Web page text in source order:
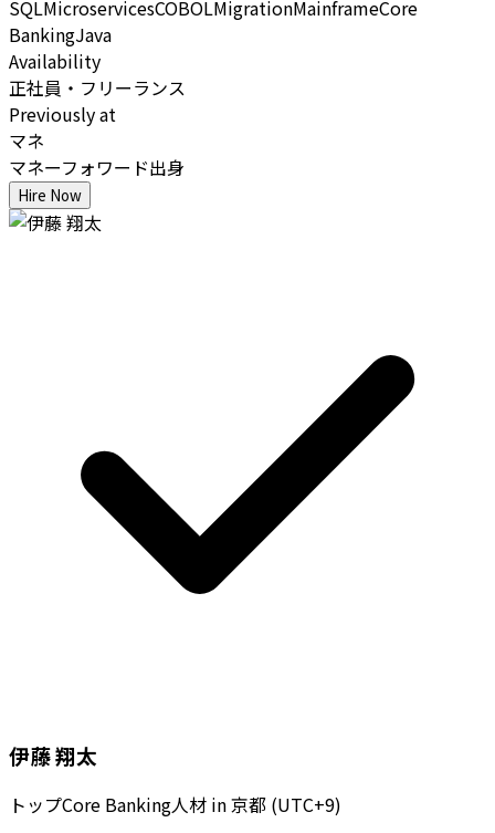
SQLMicroservicesCOBOLMigrationMainframeCore
BankingJava
Availability
正社員・フリーランス
Previously at
マネ
マネーフォワード出身
Hire Now
伊藤 翔太
トップCore Banking人材 in京都 (UTC+9)